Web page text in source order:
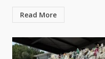
Read More